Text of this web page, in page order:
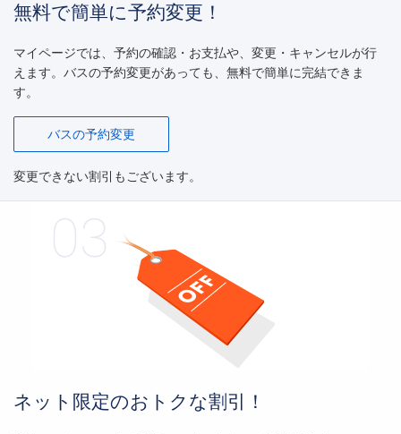
無料で簡単に予約変更！
マイページでは、予約の確認・お支払や、変更・キャンセルが行
えます。 バスの予約変更があっても、無料で簡単に完結できま
す。
バスの予約変更
変更できない割引もございます。
ネット限定のおトクな割引！